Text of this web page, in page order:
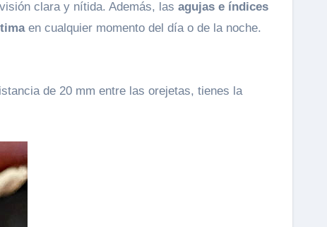
clara y nítida. Además, las agujas e índices
en cualquier momento del día o de la noche.
de 20 mm entre las orejetas, tienes la